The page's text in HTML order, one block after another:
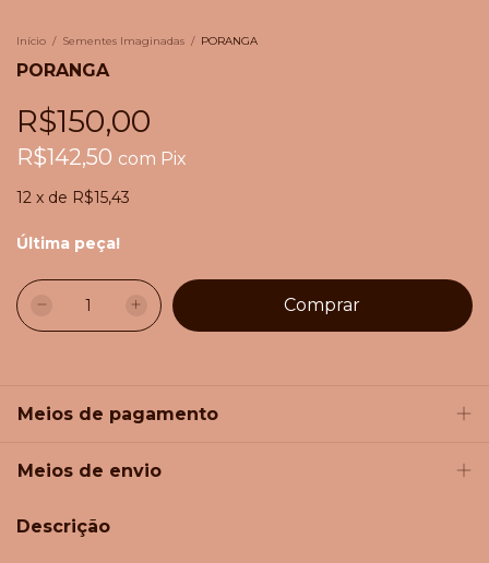
Início / Sementes Imaginadas / PORANGA
PORANGA
R$150,00
R$142,50 com Pix
12 x de R$15,43
Última peça!
Meios de pagamento
Meios de envio
Descrição